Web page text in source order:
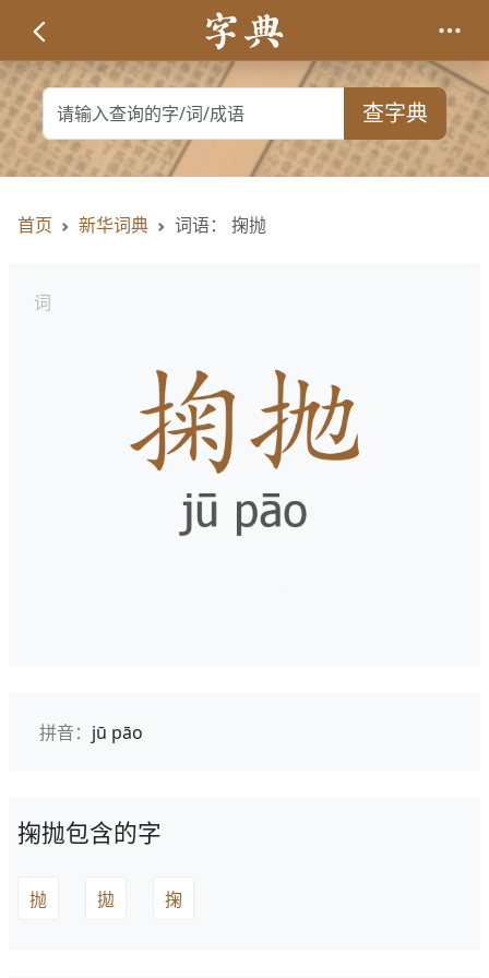
查字典
首页 新华词典 词语： 掬抛
词
拼音： jū pāo
掬抛包含的字
抛 拋 掬